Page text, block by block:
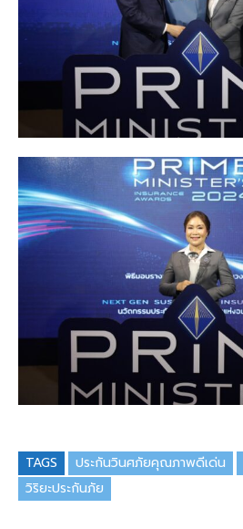
TAGS ประกันวินศภัยคุณภาพดีเด่น
วิริยะประกันภัย